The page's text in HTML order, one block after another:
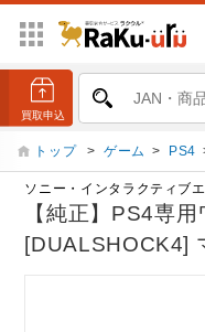
トップ > ゲーム > PS4
ソニー・インタラクティブ
【純正】PS4専
[DUALSHOCK4]